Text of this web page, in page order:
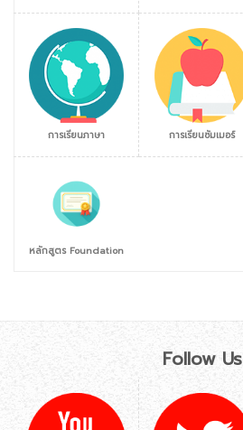
การเรียนภาษา การเรียนซัมเมอร์
หลักสูตร Foundation
Follow Us